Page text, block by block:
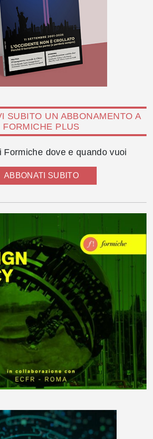
SUBITO UN ABBONAMENTO A
FORMICHE PLUS
Formiche dove e quando vuoi
ABBONATI SUBITO